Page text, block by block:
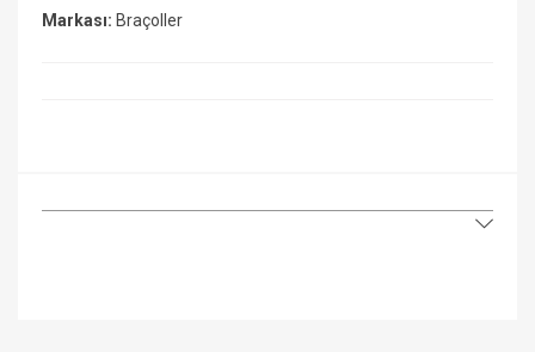
Markası: Braçoller